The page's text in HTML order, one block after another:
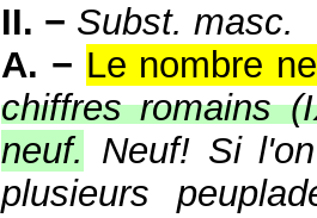
II. − Subst. masc.
A. − Le nombre
chiffres romains
neuf. Neuf! Si
plusieurs